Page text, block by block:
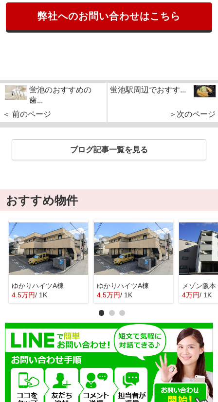
弊社へのお問い合わせはこちら
蛍池のおすすめの
歯...
＜ 前のページ
蛍池駅周辺でおすす...
＞次のページ
ブログ記事一覧を見る
おすすめ物件
ゆかりハイツA棟
4.5万円/ 1K
ゆかりハイツA棟
4.5万円/ 1K
メゾン阪本
4万円/ 1K